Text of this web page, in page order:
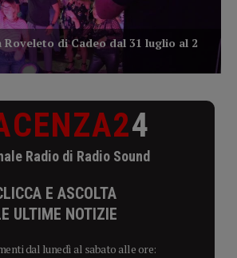
4
Radio di Radio Sound
E ASCOLTA
ULTIME NOTIZIE
dal lunedì al sabato alle ore: